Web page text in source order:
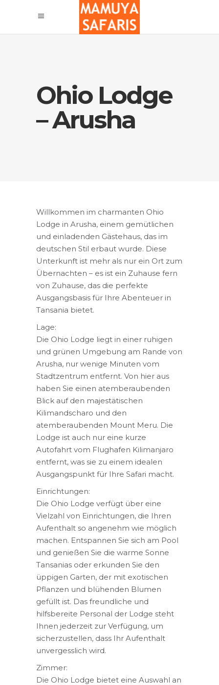
Ohio Lodge
– Arusha
Willkommen im charmanten Ohio
Lodge in Arusha, einem gemütlichen
und einladenden Gästehaus, das im
deutschen Stil erbaut wurde. Diese
Unterkunft ist mehr als nur ein Ort zum
Übernachten – es ist ein Zuhause fern
von Zuhause, das die perfekte
Ausgangsbasis für Ihre Abenteuer in
Tansania bietet.
Lage:
Die Ohio Lodge liegt in einer ruhigen
und grünen Umgebung am Rande von
Arusha, nur wenige Minuten vom
Stadtzentrum entfernt. Von hier aus
haben Sie einen atemberaubenden
Blick auf den majestätischen
Kilimandscharo und den
atemberaubenden Mount Meru. Die
Lodge ist auch nur eine kurze
Autofahrt vom Flughafen Kilimanjaro
entfernt, was sie zu einem idealen
Ausgangspunkt für Ihre Safari macht.
Einrichtungen:
Die Ohio Lodge verfügt über eine
Vielzahl von Einrichtungen, die Ihren
Aufenthalt so angenehm wie möglich
machen. Entspannen Sie sich am Pool
und genießen Sie die warme Sonne
Tansanias oder erkunden Sie den
üppigen Garten, der mit exotischen
Pflanzen und blühenden Blumen
gefüllt ist. Das freundliche und
hilfsbereite Personal der Lodge steht
Ihnen jederzeit zur Verfügung, um
sicherzustellen, dass Ihr Aufenthalt
unvergesslich wird.
Zimmer:
Die Ohio Lodge bietet eine Auswahl an